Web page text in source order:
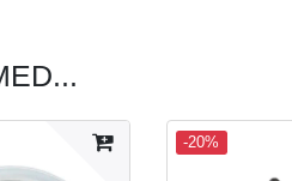
-20%